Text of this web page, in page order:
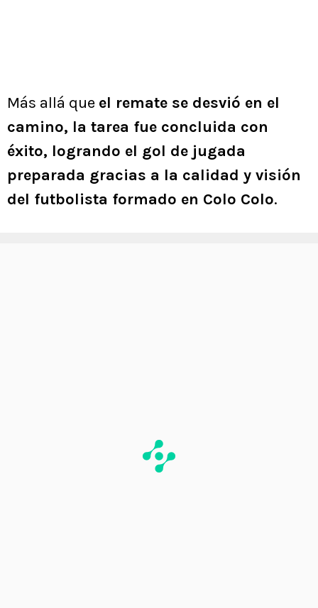
Más allá que el remate se desvió en el
camino, la tarea fue concluida con
éxito, logrando el gol de jugada
preparada gracias a la calidad y visión
del futbolista formado en Colo Colo.